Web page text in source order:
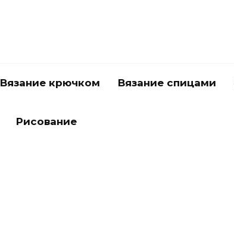
Вязание крючком Вязание спицами
Рисование